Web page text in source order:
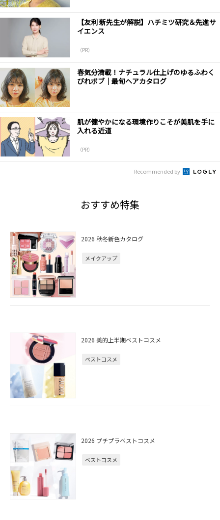
【友利 新先生が解説】ハチミツ研究＆先進サ
イエンス
（PR）
春気分満載！ナチュラル仕上げのゆるふわく
びれボブ｜最旬ヘアカタログ
肌が健やかになる環境作りこそが美肌を手に
入れる近道
（PR）
Recommended by
おすすめ特集
2026 秋冬新色カタログ
メイクアップ
2026 美的上半期ベストコスメ
ベストコスメ
2026 プチプラベストコスメ
ベストコスメ